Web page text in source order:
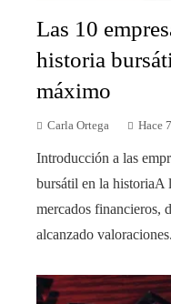
Las 10
historia
máximo
Carla Ortega Hace
Introducción a las
bursátil en la historiaA
mercados financieros,
alcanzado